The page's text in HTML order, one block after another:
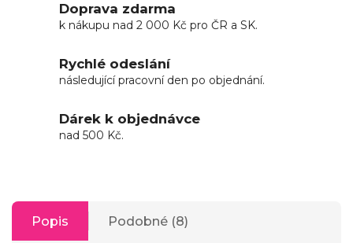
Doprava zdarma
k nákupu nad 2 000 Kč pro ČR a SK.
Rychlé odeslání
následující pracovní den po objednání.
Dárek k objednávce
nad 500 Kč.
Popis Podobné (8)